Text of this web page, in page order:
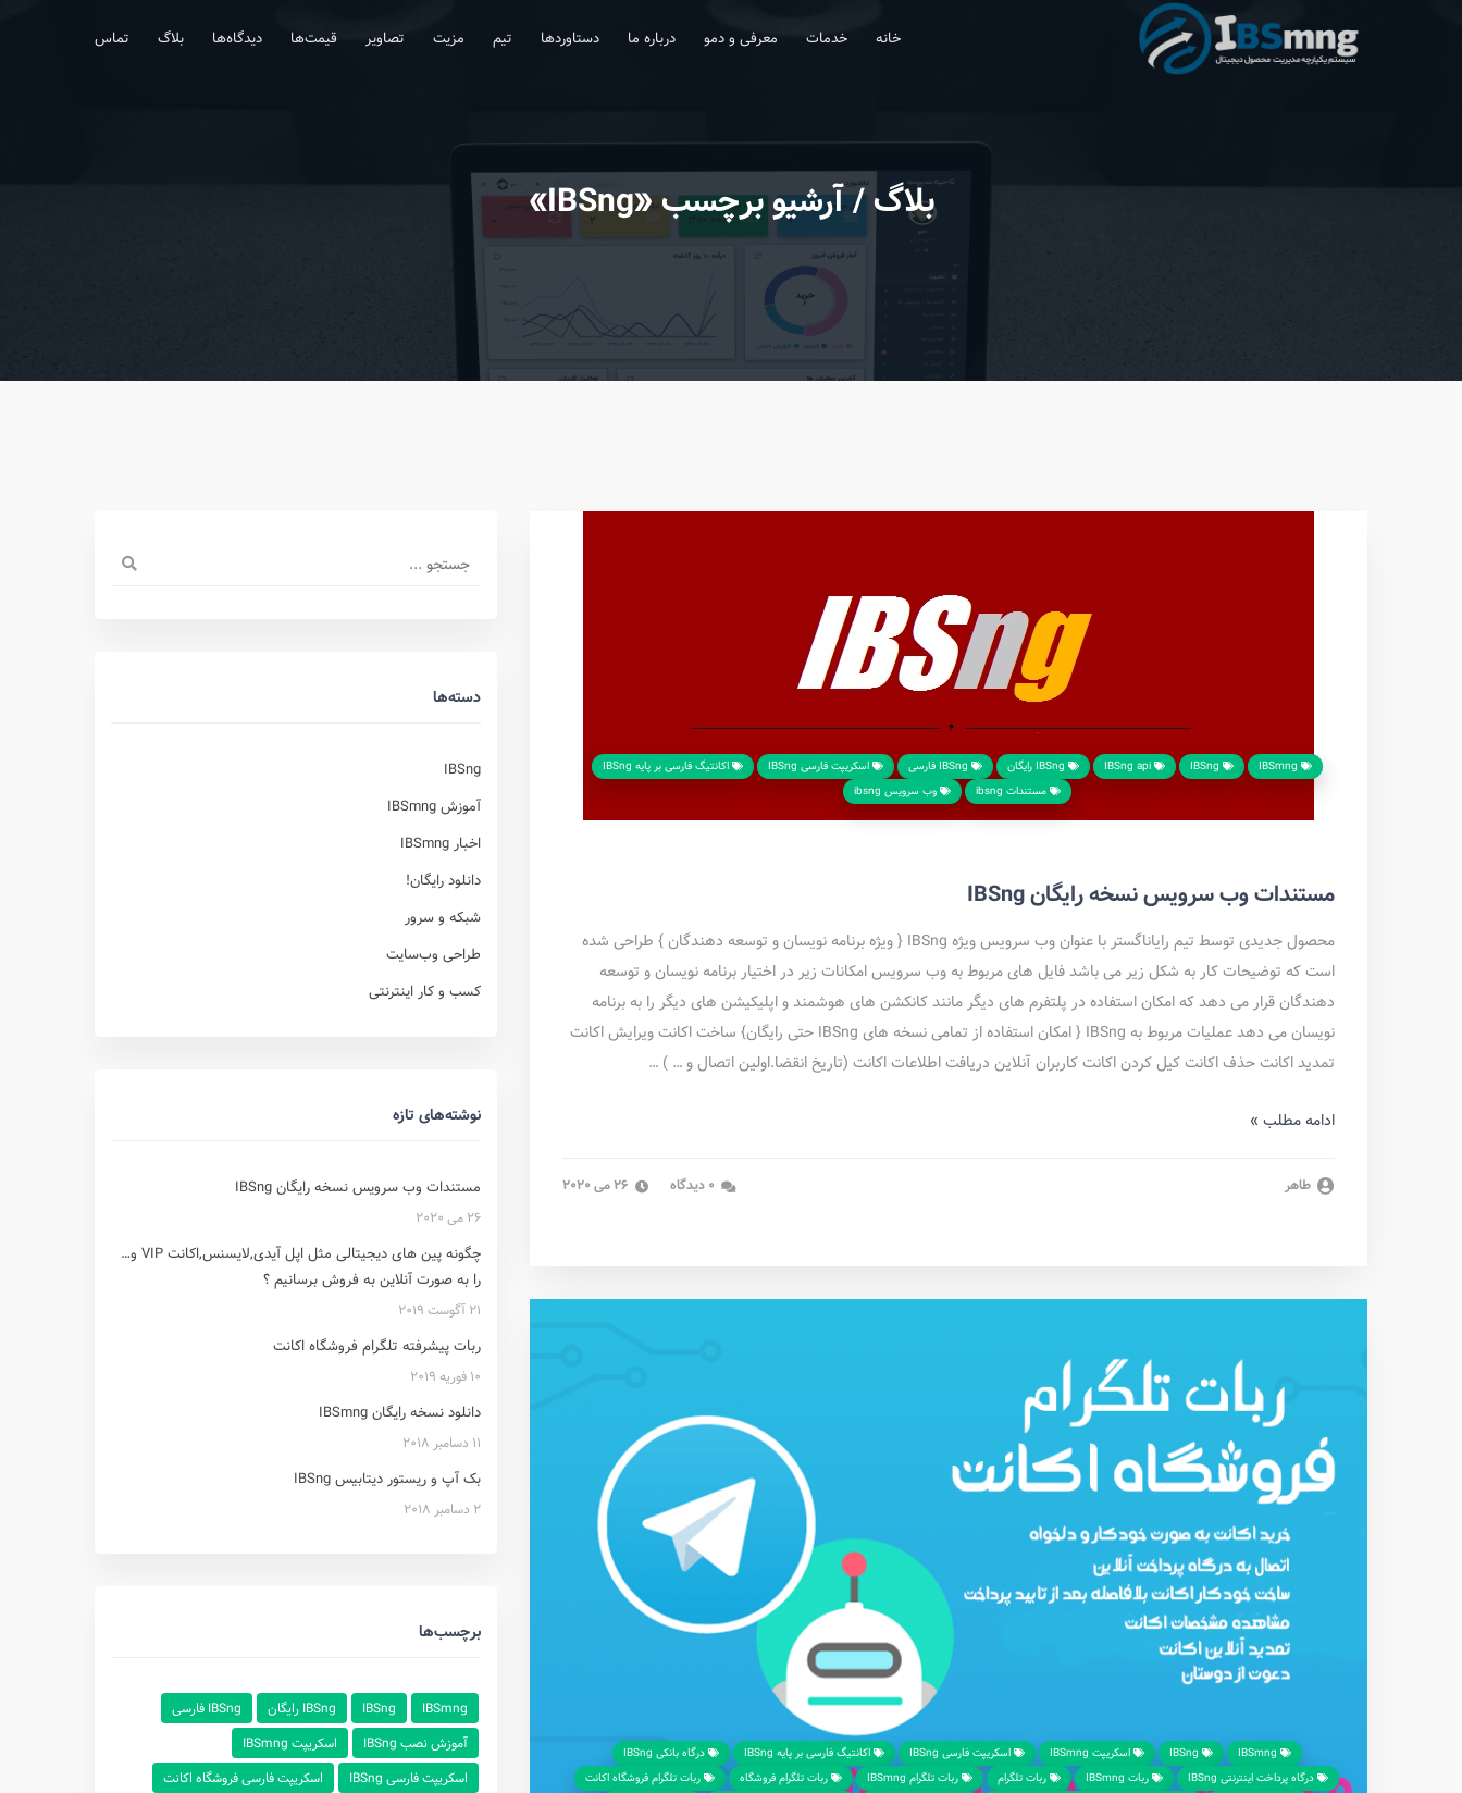
خانه خدمات معرفی و دمو درباره ما دستاوردها تیم مزیت تصاویر قیمت‌ها دیدگاه‌ها بلاگ تماس
بلاگ/ آرشیو برچسب «IBSng»
IBSng api اسکریپت فارسی IBSng
اکانتیگ فارسی بر پایه IBSng
مستندات ibsng
وب سرویس ibsng
مستندات وب سرویس نسخه رایگان IBSng
محصول جدیدی توسط تیم رایاناگستر با عنوان وب سرویس ویژه IBSng { ویژه برنامه نویسان و توسعه دهندگان } طراحی شده
است که توضیحات کار به شکل زیر می باشد فایل های مربوط به وب سرویس امکانات زیر در اختیار برنامه نویسان و توسعه
دهندگان قرار می دهد که امکان استفاده در پلتفرم های دیگر مانند کانکشن های هوشمند و اپلیکیشن های دیگر را به برنامه
نویسان می دهد عملیات مربوط به IBSng { امکان استفاده از تمامی نسخه های IBSng حتی رایگان} ساخت اکانت ویرایش اکانت
تمدید اکانت حذف اکانت کیل کردن اکانت کاربران آنلاین دریافت اطلاعات اکانت (تاریخ انقضا.اولین اتصال و … ) …
ادامه مطلب »
طاهر
اسکریپت IBSmng اسکریپت فارسی IBSng اکانتیگ فارسی بر پایه IBSng
درگاه بانکی IBSng
درگاه پرداخت اینترنتی IBSng
ربات IBSmng ربات تلگرام ربات تلگرام IBSmng ربات تلگرام فروشگاه
ربات تلگرام فروشگاه اکانت
دسته‌ها
IBSng
آموزش IBSmng
اخبار IBSmng
دانلود رایگان!
شبکه و سرور
طراحی وب‌سایت
کسب و کار اینترنتی
نوشته‌های تازه
مستندات وب سرویس نسخه رایگان IBSng
26 می 2020
چگونه پین های دیجیتالی مثل اپل آیدی,لایسنس,اکانت VIP و…
را به صورت آنلاین به فروش برسانیم ؟
21 آگوست 2019
ربات پیشرفته تلگرام فروشگاه اکانت
10 فوریه 2019
دانلود نسخه رایگان IBSmng
11 دسامبر 2018
بک آپ و ریستور دیتابیس IBSng
2 دسامبر 2018
برچسب‌ها
IBSmng
IBSng IBSng رایگان
IBSng فارسی
آموزش نصب IBSng
اسکریپت IBSmng
اسکریپت فارسی IBSng
اسکریپت فارسی فروشگاه اکانت